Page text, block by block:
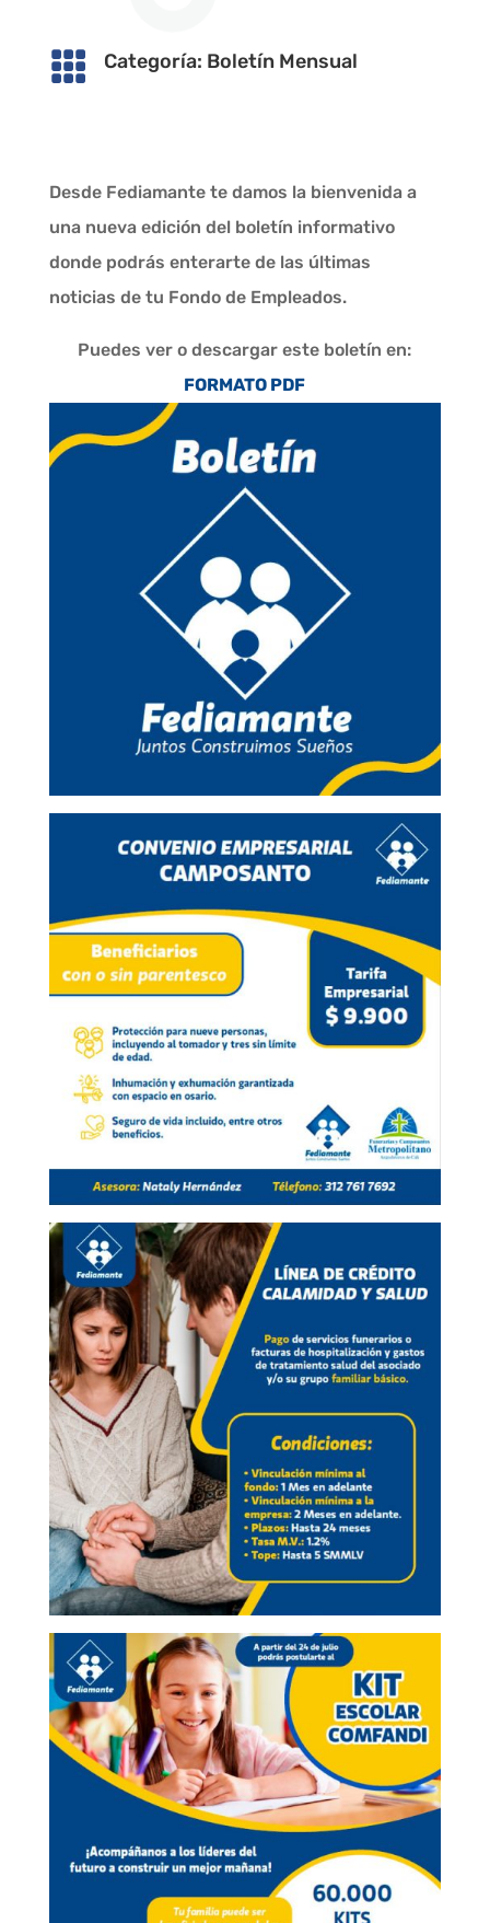
 Categoría: Boletín Mensual
Desde Fediamante te damos la bienvenida a
una nueva edición del boletín informativo
donde podrás enterarte de las últimas
noticias de tu Fondo de Empleados.
Puedes ver o descargar este boletín en:
FORMATO PDF